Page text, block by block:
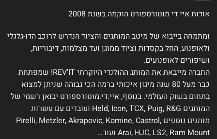
האפשרויות
המוצר
האפשרויות
המוצר
אודות איי די מוטורספורט הוקמה בשנת 2008
ומתמחה בייבוא של מיטב המותגים והציוד הנדרש לרוכב הדו-גלגלי
ולאופנוע, החל בקסדות וציוד ממוגן ועד מצלמות, דיבוריות,
ושיפורים לאופנועים.
החברה מייבאת את המותג ההולנדי היוקרתי REV'IT! שמפתחת
כבר מעל 80 שנה מיגון איכותי ברמה הכי גבוהה שניתן למצוא
בתחום בשוק העולמי. בנוסף, איי.די.מוטורספורט יבואן רשמי של
המותגים Held, Icon, TCX, Puig, R&G ועובדים עם עשרות
מותגים נוספים Pirelli, Metzler, Akrapovic, Komine, Castrol,
Arai, HJC, LS2, Ram Mount ועוד…